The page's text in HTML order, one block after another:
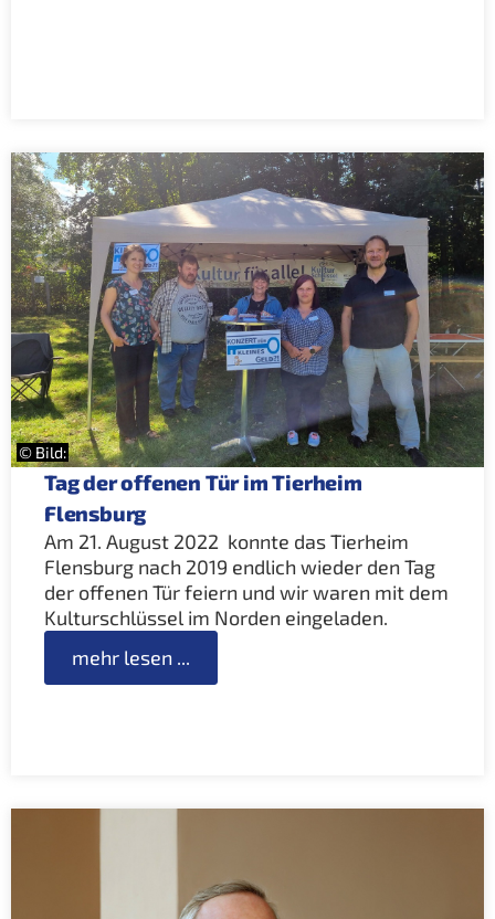
© Bild:
Tag der offenen Tür im Tierheim
Flensburg
Am 21. August 2022 konnte das Tierheim
Flensburg nach 2019 endlich wieder den Tag
der offenen Tür feiern und wir waren mit dem
Kulturschlüssel im Norden eingeladen.
mehr lesen ...